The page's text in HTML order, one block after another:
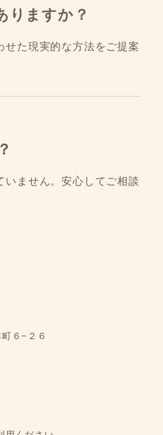
りますか？
せた現実的な方法をご提案
いません。安心してご相談
６−２６